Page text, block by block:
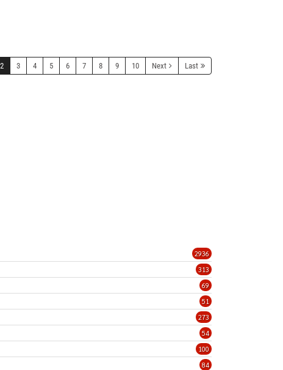
2 3 4 5 6 7 8 9 10 Next Last
2936
313
69
51
273
54
100
84